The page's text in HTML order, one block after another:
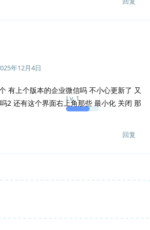
Lv. 1
年12月4日
有上个版本的企业微信吗 不小心更新了 又
2 还有这个界面右上角那些 最小化 关闭 那
回复